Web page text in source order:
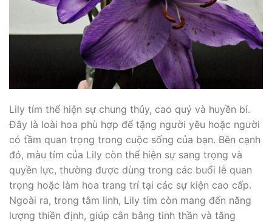
Lily tím thể hiện sự chung thủy, cao quý và huyền bí.
Đây là loài hoa phù hợp để tặng người yêu hoặc người
có tầm quan trọng trong cuộc sống của bạn. Bên cạnh
đó, màu tím của Lily còn thể hiện sự sang trọng và
quyền lực, thường được dùng trong các buổi lễ quan
trọng hoặc làm hoa trang trí tại các sự kiện cao cấp.
Ngoài ra, trong tâm linh, Lily tím còn mang đến năng
lượng thiền định, giúp cân bằng tinh thần và tăng